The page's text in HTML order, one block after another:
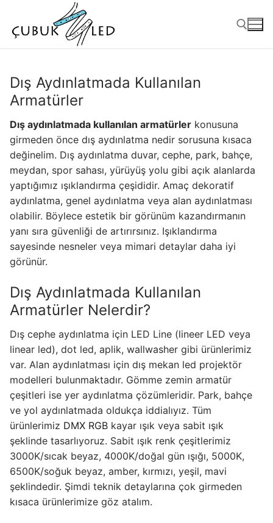
ANASAYFA
ÜRÜNLER
Kullanıma Hazır Ürünler
DOTLED
Yarı Mamül Ürünler
LED Modüller
Sabit Gerilim Şerit LED
Sabit Gerilim Çubuk LED
Sabit Akım Çubuk LED
LED Profilleri
Dış Aydınlatmada Kullanılan
Armatürler
Dış aydınlatmada kullanılan armatürler konusuna
girmeden önce dış aydınlatma nedir sorusuna kısaca
değinelim. Dış aydınlatma duvar, cephe, park, bahçe,
meydan, spor sahası, yürüyüş yolu gibi açık alanlarda
yaptığımız ışıklandırma çeşididir. Amaç dekoratif
aydınlatma, genel aydınlatma veya alan aydınlatması
olabilir. Böylece estetik bir görünüm kazandırmanın
yanı sıra güvenliği de artırırsınız. Işıklandırma
sayesinde nesneler veya mimari detaylar daha iyi
görünür.
Dış Aydınlatmada Kullanılan
Armatürler Nelerdir?
Dış cephe aydınlatma için LED Line (lineer LED veya
linear led), dot led, aplik, wallwasher gibi ürünlerimiz
var. Alan aydınlatması için dış mekan led projektör
modelleri bulunmaktadır. Gömme zemin armatür
çeşitleri ise yer aydınlatma çözümleridir. Park, bahçe
ve yol aydınlatmada oldukça iddialıyız. Tüm
ürünlerimiz DMX RGB kayar ışık veya sabit ışık
şeklinde tasarlıyoruz. Sabit ışık renk çeşitlerimiz
3000K/sıcak beyaz, 4000K/doğal gün ışığı, 5000K,
6500K/soğuk beyaz, amber, kırmızı, yeşil, mavi
şeklindedir. Şimdi teknik detaylarına çok girmeden
kısaca ürünlerimize göz atalım.